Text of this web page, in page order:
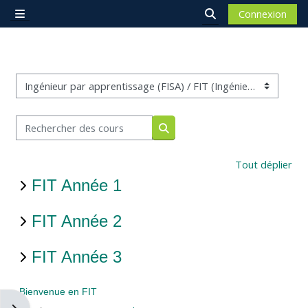
Passer au contenu principal
Panneau latéral
Activer/désactiver
Connexion
Catégories de cours
Rechercher des cours
Rechercher des cours
Tout déplier
FIT Année 1
FIT Année 2
FIT Année 3
Bienvenue en FIT